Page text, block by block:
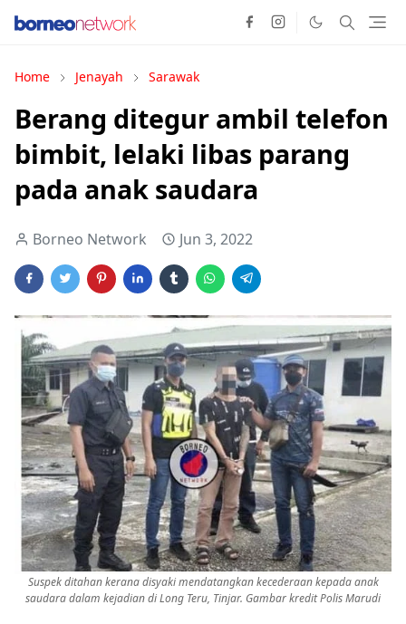
Home Jenayah Sarawak
Berang ditegur ambil telefon
bimbit, lelaki libas parang
pada anak saudara
Borneo Network Jun 3, 2022
Suspek ditahan kerana disyaki mendatangkan kecederaan kepada anak
saudara dalam kejadian di Long Teru, Tinjar. Gambar kredit Polis Marudi